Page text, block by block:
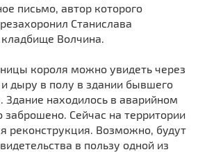
письмо, автор которого
Станислава
Волчина.
короля можно увидеть через
дыру в полу в здании бывшего
Здание находилось в аварийном
заброшено. Сейчас на территории
реконструкция. Возможно, будут
в пользу одной из